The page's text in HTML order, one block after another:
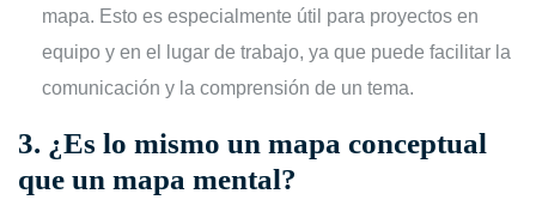
mapa. Esto es especialmente útil para proyectos en
equipo y en el lugar de trabajo, ya que puede facilitar la
comunicación y la comprensión de un tema.
3. ¿Es lo mismo un mapa conceptual
que un mapa mental?